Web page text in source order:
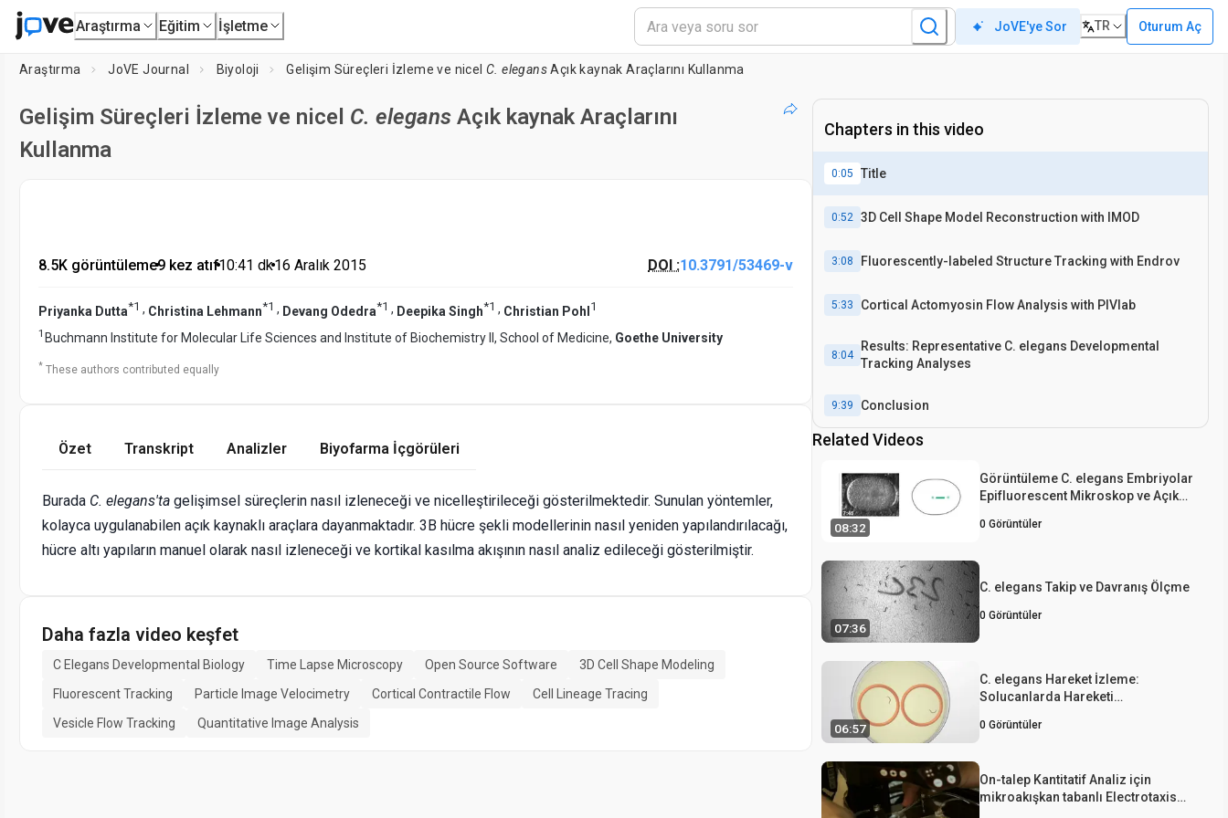
Araştırma Eğitim İşletme JoVE'ye Sor TR Oturum Aç
Araştırma JoVE Journal Biyoloji Gelişim Süreçleri İzleme ve nicel C. elegansAçık kaynak Araçlarını Kullanma
Gelişim Süreçleri İzleme ve nicel C. elegans Açık kaynak Araçlarını
Kullanma
8.5K görüntüleme•9 kez atıf•10:41 dk•16 Aralık 2015 DOI :10.3791/53469-v
Priyanka Dutta*1 , Christina Lehmann*1 , Devang Odedra*1 , Deepika Singh*1 , Christian Pohl 1
1 Buchmann Institute for Molecular Life Sciences and Institute of Biochemistry II, School of Medicine, Goethe University
* These authors contributed equally
Özet Transkript Analizler Biyofarma İçgörüleri
Burada C. elegans'ta gelişimsel süreçlerin nasıl izleneceği ve nicelleştirileceği gösterilmektedir. Sunulan yöntemler,
kolayca uygulanabilen açık kaynaklı araçlara dayanmaktadır. 3B hücre şekli modellerinin nasıl yeniden yapılandırılacağı,
hücre altı yapıların manuel olarak nasıl izleneceği ve kortikal kasılma akışının nasıl analiz edileceği gösterilmiştir.
Daha fazla video keşfet
C Elegans Developmental Biology Time Lapse Microscopy Open Source Software
3D Cell Shape Modeling
Fluorescent Tracking
Particle Image Velocimetry Cortical Contractile Flow
Cell Lineage Tracing
Vesicle Flow Tracking
Quantitative Image Analysis
Chapters in this video
0:05 Title
0:52 3D Cell Shape Model Reconstruction with IMOD
3:08 Fluorescently-labeled Structure Tracking with Endrov
5:33 Cortical Actomyosin Flow Analysis with PIVIab
8:04
Results: Representative C. elegans Developmental
Tracking Analyses
9:39 Conclusion
Related Videos
08:32
Görüntüleme C. elegans Embriyolar
Epifluorescent Mikroskop ve Açık
0 Görüntüler
07:36
C. elegans Takip ve Davranış Ölçme
0 Görüntüler
06:57
C. elegans Hareket İzleme:
Solucanlarda Hareketi
0 Görüntüler
On-talep Kantitatif Analiz için
mikroakışkan tabanlı Electrotaxis